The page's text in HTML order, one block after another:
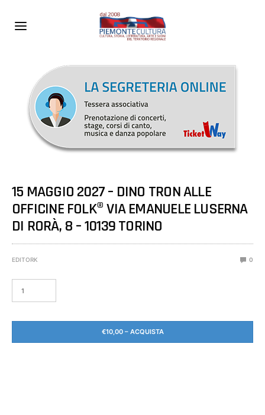
15 MAGGIO 2027 – DINO TRON ALLE
OFFICINE FOLK® VIA EMANUELE LUSERNA
DI RORÀ, 8 – 10139 TORINO
EDITORK 0
€10,00 – ACQUISTA